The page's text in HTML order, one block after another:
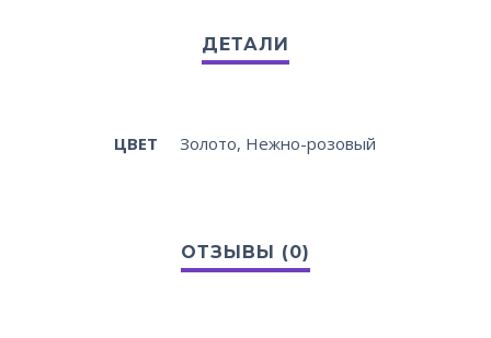
ЦВЕТ Золото, Нежно-розовый